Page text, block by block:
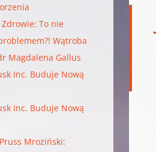
To nie
Wątroba
Magdalena Gallus
Inc. Buduje Nową
Inc. Buduje Nową
Mroziński: